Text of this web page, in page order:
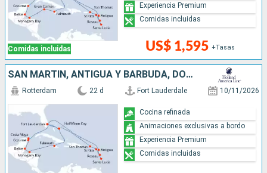
Comidas incluidas US$ 1,595 +Tasas
Experiencia Premium
Comidas incluidas
SAN MARTÍN, ANTIGUA Y BARBUDA, DOMINICA, SANTA LUCIA, BAHAMAS, JAMAICA, HONDURAS, BELICE, MÉXICO, ESTADOS UNIDOS
Rotterdam 22 d Fort Lauderdale 10/11/2026
Cocina refinada
Animaciones exclusivas a bordo
Experiencia Premium
Comidas incluidas